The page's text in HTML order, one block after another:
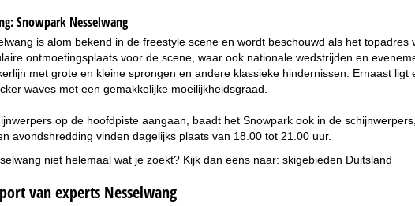
Snowpark Nesselwang
is alom bekend in de freestyle scene en wordt beschouwd als het
ontmoetingsplaats voor de scene, waar ook nationale wedstrijden en
met grote en kleine sprongen en andere klassieke hindernissen. Ernaast
waves met een gemakkelijke moeilijkheidsgraad.
op de hoofdpiste aangaan, baadt het Snowpark ook in de
avondshredding vinden dagelijks plaats van 18.00 tot 21.00 uur.
niet helemaal wat je zoekt? Kijk dan eens naar: skigebieden Duitsland
van experts Nesselwang